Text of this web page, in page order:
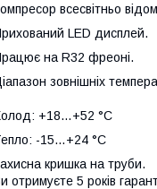
всесвітньо
LED дисплей.
на R32 фреоні.
зовнішніх
+18…+52 °C
-15…+24 °С
кришка на труби.
отримуєте 5 років